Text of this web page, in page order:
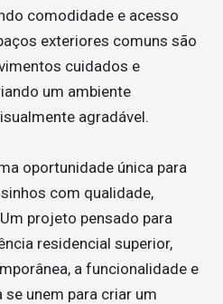
comodidade e acesso
exteriores comuns são
cuidados e
um ambiente
agradável.
oportunidade única para
com qualidade,
projeto pensado para
residencial superior,
a funcionalidade e
unem para criar um